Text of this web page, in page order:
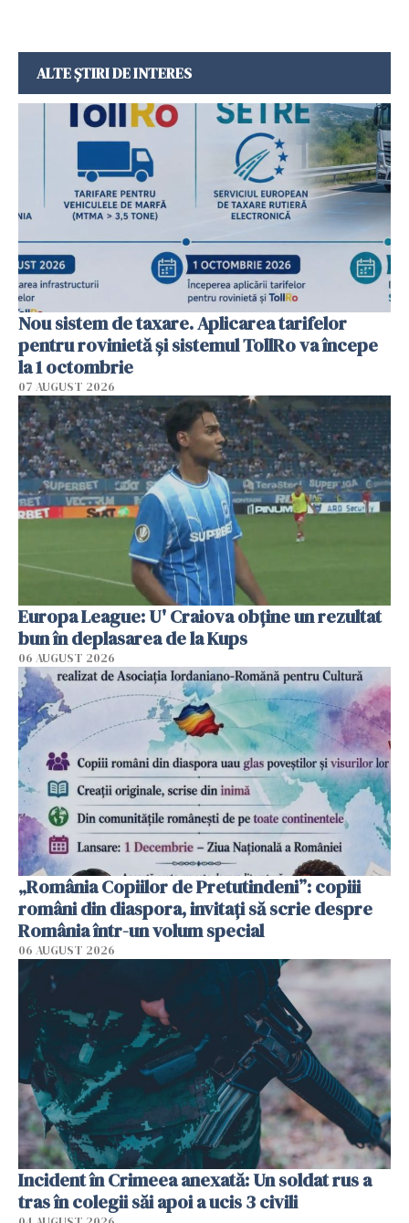
ALTE ȘTIRI DE INTERES
Nou sistem de taxare. Aplicarea tarifelor
pentru rovinietă şi sistemul TollRo va începe
la 1 octombrie
07 AUGUST 2026
Europa League: U' Craiova obține un rezultat
bun în deplasarea de la Kups
06 AUGUST 2026
„România Copiilor de Pretutindeni”: copiii
români din diaspora, invitați să scrie despre
România într-un volum special
06 AUGUST 2026
Incident în Crimeea anexată: Un soldat rus a
tras în colegii săi apoi a ucis 3 civili